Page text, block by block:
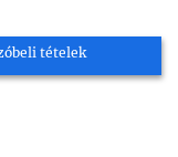
tételek